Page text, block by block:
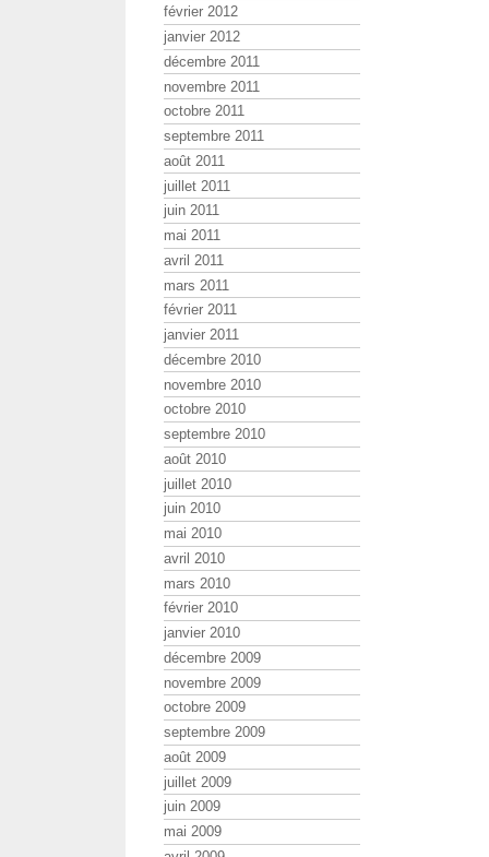
février 2012
janvier 2012
décembre 2011
novembre 2011
octobre 2011
septembre 2011
août 2011
juillet 2011
juin 2011
mai 2011
avril 2011
mars 2011
février 2011
janvier 2011
décembre 2010
novembre 2010
octobre 2010
septembre 2010
août 2010
juillet 2010
juin 2010
mai 2010
avril 2010
mars 2010
février 2010
janvier 2010
décembre 2009
novembre 2009
octobre 2009
septembre 2009
août 2009
juillet 2009
juin 2009
mai 2009